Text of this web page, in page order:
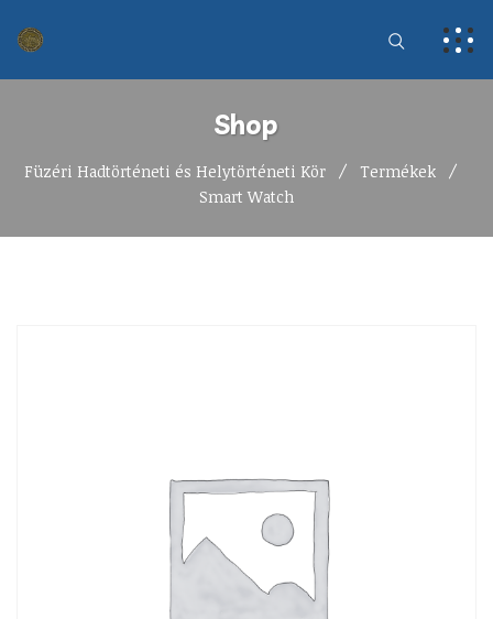
Shop
Füzéri Hadtörténeti és Helytörténeti Kör
Termékek
Smart Watch